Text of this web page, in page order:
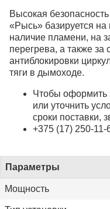
Высокая безопасность
«Рысь» базируется на
наличие пламени, на
перегрева, а также
антиблокировки
тяги в дымоходе.
Чтобы оформить
или уточнить
сроки поставки,
+375 (17) 250-11-
Параметры
Мощность